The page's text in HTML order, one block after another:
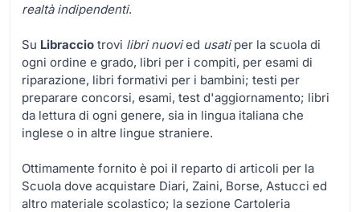
realtà indipendenti.
Su Libraccio trovi libri nuovied usatiper la scuola di
ogni ordine e grado, libri per i compiti, per esami di
riparazione, libri formativi per i bambini; testi per
preparare concorsi, esami, test d'aggiornamento; libri
da lettura di ogni genere, sia in lingua italiana che
inglese o in altre lingue straniere.
Ottimamente fornito è poi il reparto di articoli per la
Scuola dove acquistare Diari, Zaini, Borse, Astucci ed
altro materiale scolastico; la sezione Cartoleria